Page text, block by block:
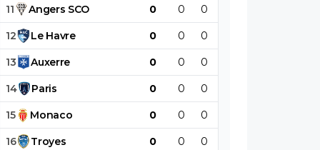
11 Angers SCO 0 0 0
12 Le Havre 0 0 0
13 Auxerre 0 0 0
14 Paris 0 0 0
15 Monaco 0 0 0
16 Troyes 0 0 0